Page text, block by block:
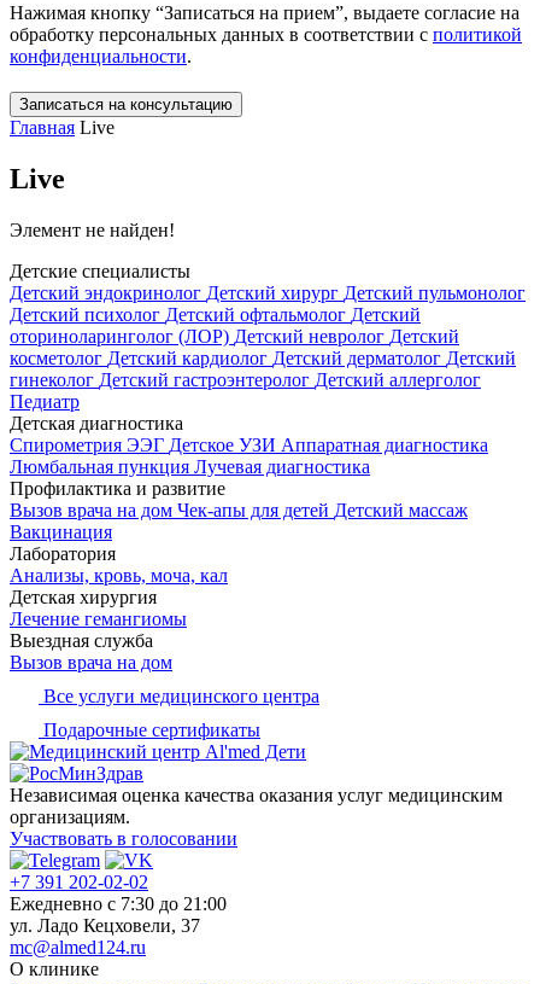
Нажимая кнопку “Записаться на прием”, выдаете согласие на
обработку персональных данных в соответствии с политикой
конфиденциальности.
Записаться на консультацию
Главная Live
Live
Элемент не найден!
Детские специалисты
Детский эндокринолог Детский хирург Детский пульмонолог
Детский психолог Детский офтальмолог Детский
оториноларинголог (ЛОР) Детский невролог Детский
косметолог Детский кардиолог Детский дерматолог Детский
гинеколог Детский гастроэнтеролог Детский аллерголог
Педиатр
Детская диагностика
Спирометрия ЭЭГ Детское УЗИ Аппаратная диагностика
Люмбальная пункция Лучевая диагностика
Профилактика и развитие
Вызов врача на дом Чек-апы для детей Детский массаж
Вакцинация
Лаборатория
Анализы, кровь, моча, кал
Детская хирургия
Лечение гемангиомы
Выездная служба
Вызов врача на дом
Все услуги медицинского центра
Подарочные сертификаты
Независимая оценка качества оказания услуг медицинским
организациям.
Участвовать в голосовании
+7 391 202-02-02
Ежедневно c 7:30 до 21:00
ул. Ладо Кецховели, 37
mc@almed124.ru
О клинике